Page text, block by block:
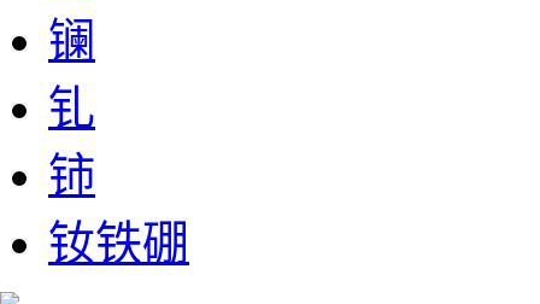
镧
钆
铈
钕铁硼